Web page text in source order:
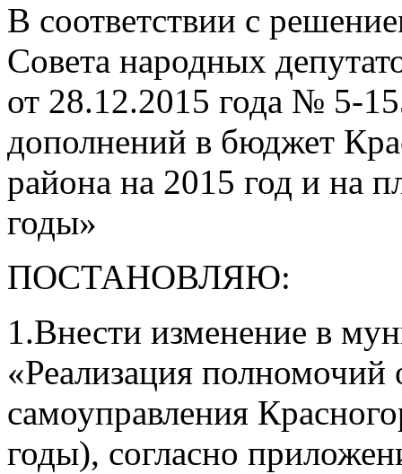
В соответствии с
Совета народных
от 28.12.2015 года № 5-
дополнений в бюджет
района на 2015 год и на
годы»
ПОСТАНОВЛЯЮ:
1.Внести изменение в
«Реализация полномочий
самоуправления
годы), согласно